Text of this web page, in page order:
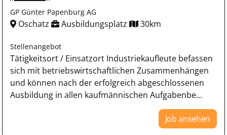
GP Günter Papenburg AG
Oschatz Ausbildungsplatz 30km
Stellenangebot
Tätigkeitsort / Einsatzort Industriekaufleute befassen
sich mit betriebswirtschaftlichen Zusammenhängen
und können nach der erfolgreich abgeschlossenen
Ausbildung in allen kaufmännischen Aufgabenbe...
Job ansehen